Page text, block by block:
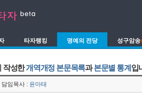
타자랭킹 명예의 전당 성구암송
작성한개역개정 본문목록과본문별 통계 입
담임목사 : 윤마태